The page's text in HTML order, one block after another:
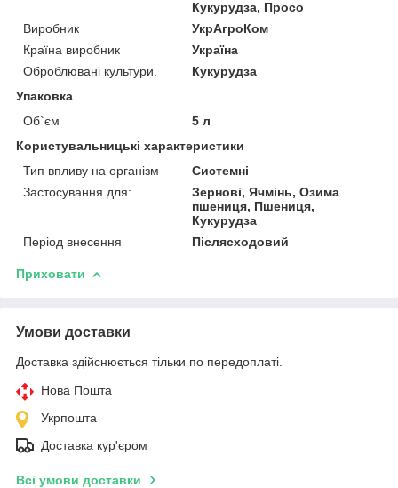
Кукурудза, Просо
Виробник
УкрАгроКом
Країна виробник
Україна
Оброблювані культури.
Кукурудза
Упаковка
Об`єм
5 л
Користувальницькі характеристики
Тип впливу на організм
Системні
Застосування для:
Зернові, Ячмінь, Озима
пшениця, Пшениця,
Кукурудза
Період внесення
Післясходовий
Приховати
Умови доставки
Доставка здійснюється тільки по передоплаті.
Нова Пошта
Укрпошта
Доставка кур'єром
Всі умови доставки